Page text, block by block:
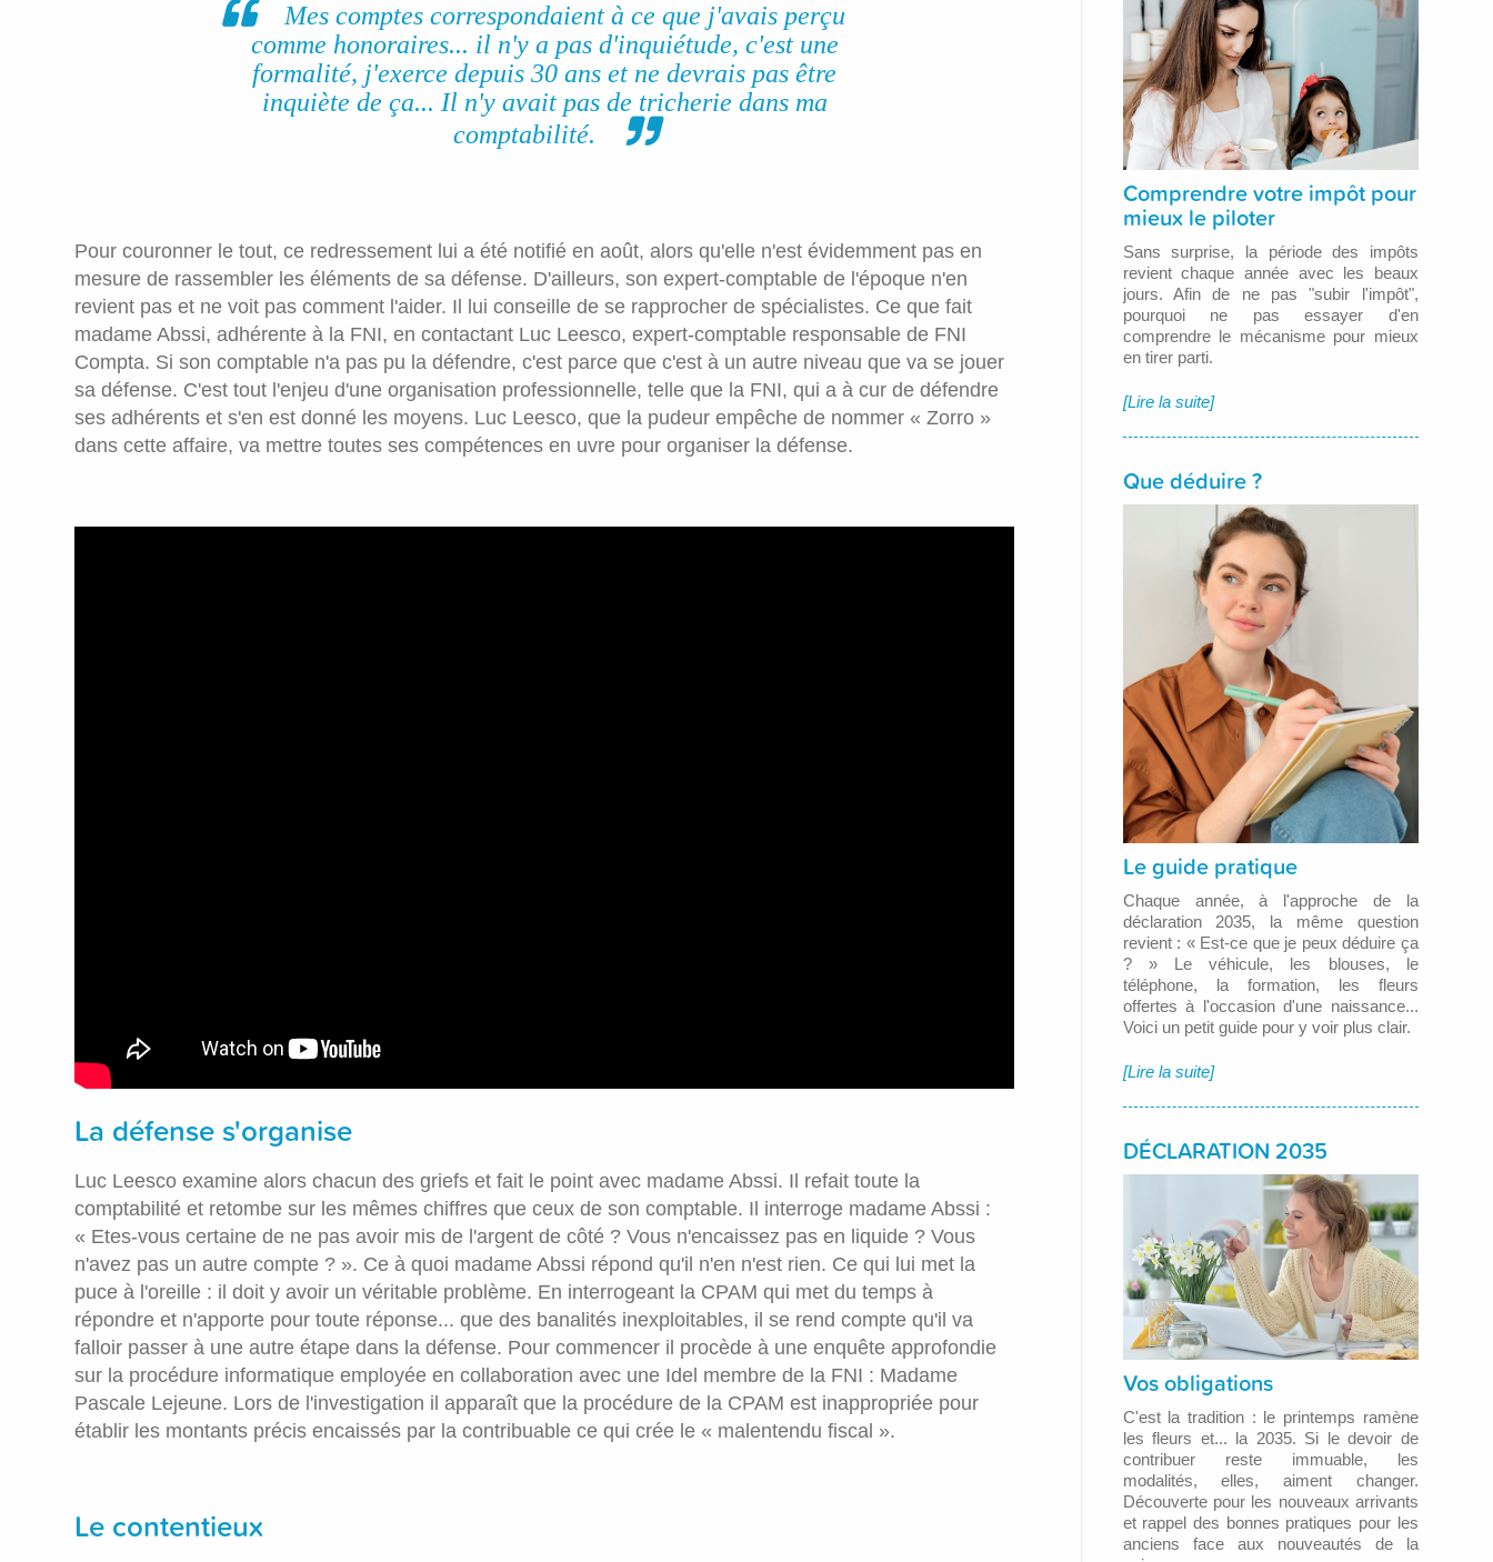
Mes comptes correspondaient à ce que j'avais perçu
comme honoraires... il n'y a pas d'inquiétude, c'est une
formalité, j'exerce depuis 30 ans et ne devrais pas être
inquiète de ça... Il n'y avait pas de tricherie dans ma
comptabilité.
Pour couronner le tout, ce redressement lui a été notifié en août, alors qu'elle n'est évidemment pas en
mesure de rassembler les éléments de sa défense. D'ailleurs, son expert-comptable de l'époque n'en
revient pas et ne voit pas comment l'aider. Il lui conseille de se rapprocher de spécialistes. Ce que fait
madame Abssi, adhérente à la FNI, en contactant Luc Leesco, expert-comptable responsable de FNI
Compta. Si son comptable n'a pas pu la défendre, c'est parce que c'est à un autre niveau que va se jouer
sa défense. C'est tout l'enjeu d'une organisation professionnelle, telle que la FNI, qui a à cur de défendre
ses adhérents et s'en est donné les moyens. Luc Leesco, que la pudeur empêche de nommer « Zorro »
dans cette affaire, va mettre toutes ses compétences en uvre pour organiser la défense.
La défense s'organise
Luc Leesco examine alors chacun des griefs et fait le point avec madame Abssi. Il refait toute la
comptabilité et retombe sur les mêmes chiffres que ceux de son comptable. Il interroge madame Abssi :
« Etes-vous certaine de ne pas avoir mis de l'argent de côté ? Vous n'encaissez pas en liquide ? Vous
n'avez pas un autre compte ? ». Ce à quoi madame Abssi répond qu'il n'en n'est rien. Ce qui lui met la
puce à l'oreille : il doit y avoir un véritable problème. En interrogeant la CPAM qui met du temps à
répondre et n'apporte pour toute réponse... que des banalités inexploitables, il se rend compte qu'il va
falloir passer à une autre étape dans la défense. Pour commencer il procède à une enquête approfondie
sur la procédure informatique employée en collaboration avec une Idel membre de la FNI : Madame
Pascale Lejeune. Lors de l'investigation il apparaît que la procédure de la CPAM est inappropriée pour
établir les montants précis encaissés par la contribuable ce qui crée le « malentendu fiscal ».
Le contentieux
Comprendre votre impôt pour
mieux le piloter
Sans surprise, la période des impôts
revient chaque année avec les beaux
jours. Afin de ne pas "subir l'impôt",
pourquoi ne pas essayer d'en
comprendre le mécanisme pour mieux
en tirer parti.
[Lire la suite]
Que déduire ?
Le guide pratique
Chaque année, à l'approche de la
déclaration 2035, la même question
revient : « Est-ce que je peux déduire ça
? » Le véhicule, les blouses, le
téléphone, la formation, les fleurs
offertes à l'occasion d'une naissance...
Voici un petit guide pour y voir plus clair.
[Lire la suite]
DÉCLARATION 2035
Vos obligations
C'est la tradition : le printemps ramène
les fleurs et... la 2035. Si le devoir de
contribuer reste immuable, les
modalités, elles, aiment changer.
Découverte pour les nouveaux arrivants
et rappel des bonnes pratiques pour les
anciens face aux nouveautés de la